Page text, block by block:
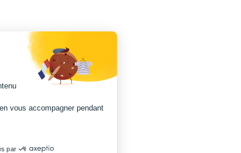
vous accompagner pendant
par